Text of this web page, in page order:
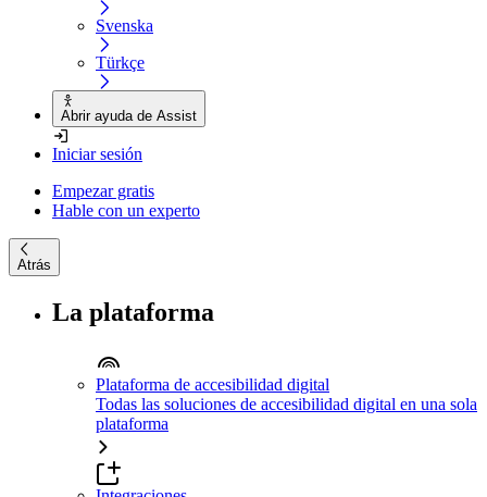
Svenska
Türkçe
Abrir ayuda de Assist
Iniciar sesión
Empezar gratis
Hable con un experto
Atrás
La plataforma
Plataforma de accesibilidad digital
Todas las soluciones de accesibilidad digital en una sola
plataforma